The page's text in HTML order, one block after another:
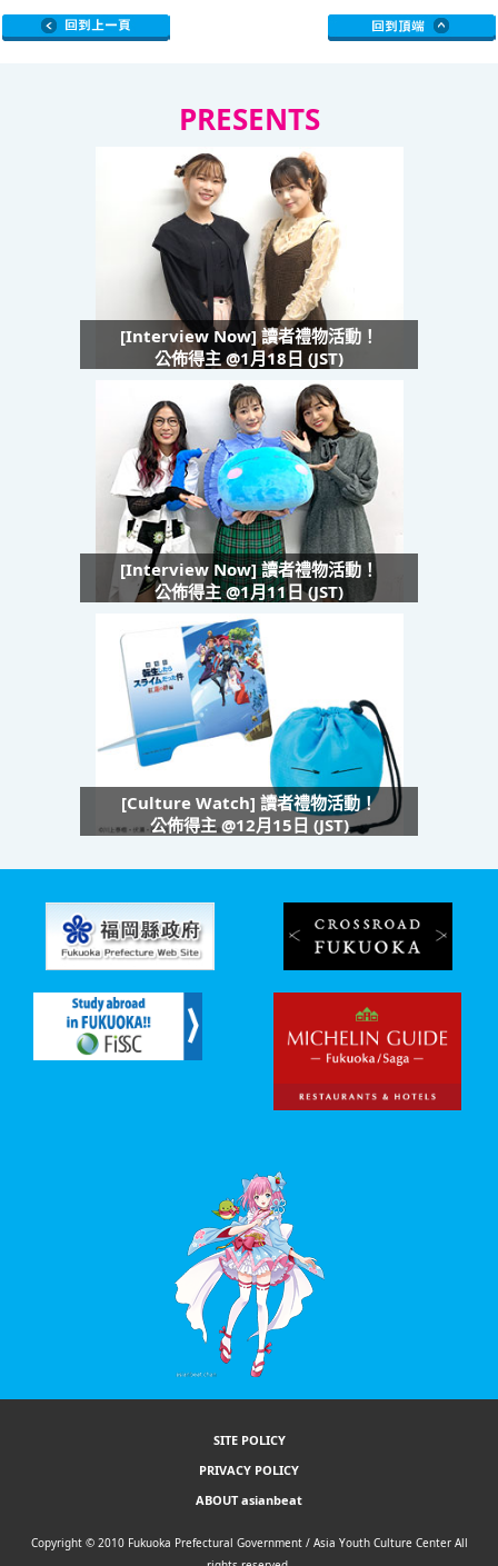
PRESENTS
[Interview Now] 讀者禮物活動！
公佈得主 @1月18日 (JST)
[Interview Now] 讀者禮物活動！
公佈得主 @1月11日 (JST)
[Culture Watch] 讀者禮物活動！
公佈得主 @12月15日 (JST)
SITE POLICY
PRIVACY POLICY
ABOUT asianbeat
Copyright © 2010 Fukuoka Prefectural Government / Asia Youth Culture Center All